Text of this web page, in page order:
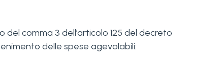
comma 3 dell’articolo 125 del decreto
delle spese agevolabili: